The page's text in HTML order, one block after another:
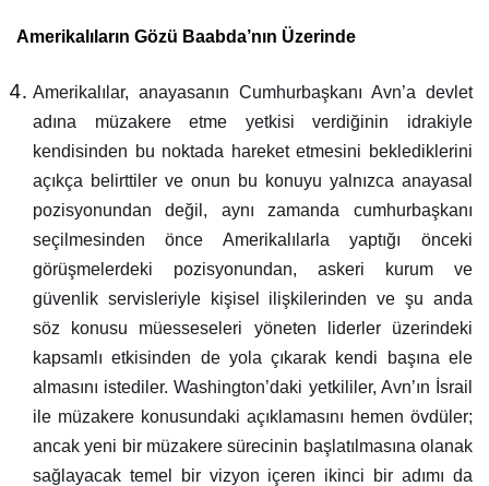
Amerikalıların Gözü Baabda’nın Üzerinde
Amerikalılar, anayasanın Cumhurbaşkanı Avn’a devlet
adına müzakere etme yetkisi verdiğinin idrakiyle
kendisinden bu noktada hareket etmesini beklediklerini
açıkça belirttiler ve onun bu konuyu yalnızca anayasal
pozisyonundan değil, aynı zamanda cumhurbaşkanı
seçilmesinden önce Amerikalılarla yaptığı önceki
görüşmelerdeki pozisyonundan, askeri kurum ve
güvenlik servisleriyle kişisel ilişkilerinden ve şu anda
söz konusu müesseseleri yöneten liderler üzerindeki
kapsamlı etkisinden de yola çıkarak kendi başına ele
almasını istediler. Washington’daki yetkililer, Avn’ın İsrail
ile müzakere konusundaki açıklamasını hemen övdüler;
ancak yeni bir müzakere sürecinin başlatılmasına olanak
sağlayacak temel bir vizyon içeren ikinci bir adımı da